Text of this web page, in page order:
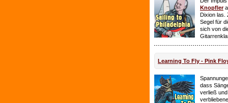
Knopfler
Dixion las.
Segel für
sich von
Learning To Fly - Pink
dass
verließ